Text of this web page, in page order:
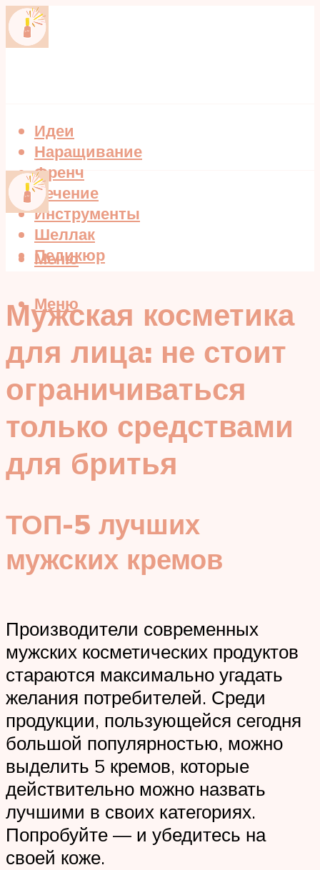
Идеи
Наращивание
Френч
Лечение
Инструменты
Шеллак
Педикюр
Меню
Меню
Мужская косметика
для лица: не стоит
ограничиваться
только средствами
для бритья
ТОП-5 лучших
мужских кремов
Производители современных
мужских косметических продуктов
стараются максимально угадать
желания потребителей. Среди
продукции, пользующейся сегодня
большой популярностью, можно
выделить 5 кремов, которые
действительно можно назвать
лучшими в своих категориях.
Попробуйте — и убедитесь на
своей коже.